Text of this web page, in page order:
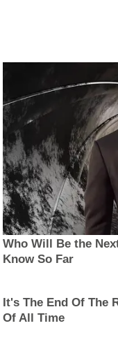
Who Will Be the
Know So Far
It's The End Of The
Of All Time